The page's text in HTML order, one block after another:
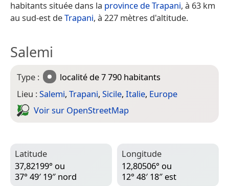
habitants située dans la province de Trapani, à 63 km
au sud-est deTrapani, à 227 mètres d'altitude.
Salemi
Type : localité de 7 790 habitants
Lieu :Salemi, Trapani, Sicile, Italie, Europe
Voir sur Open­Street­Map
Latitude
37,82199° ou
37° 49′ 19″ nord
Longitude
12,80506° ou
12° 48′ 18″ est